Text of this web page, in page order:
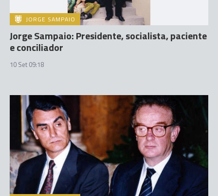
JORGE SAMPAIO
Jorge Sampaio: Presidente, socialista, paciente
e conciliador
10 Set 09:18